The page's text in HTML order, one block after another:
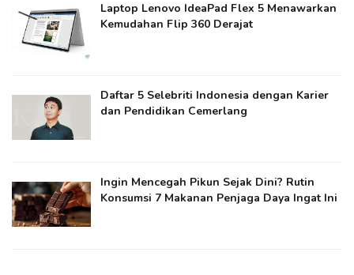
Laptop Lenovo IdeaPad Flex 5 Menawarkan
Kemudahan Flip 360 Derajat
Daftar 5 Selebriti Indonesia dengan Karier
dan Pendidikan Cemerlang
Ingin Mencegah Pikun Sejak Dini? Rutin
Konsumsi 7 Makanan Penjaga Daya Ingat Ini